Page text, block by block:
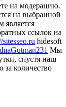
на модерацию.
на выбранной
является
ссылок на
hidesoft
Мы
спустя наш
за количество